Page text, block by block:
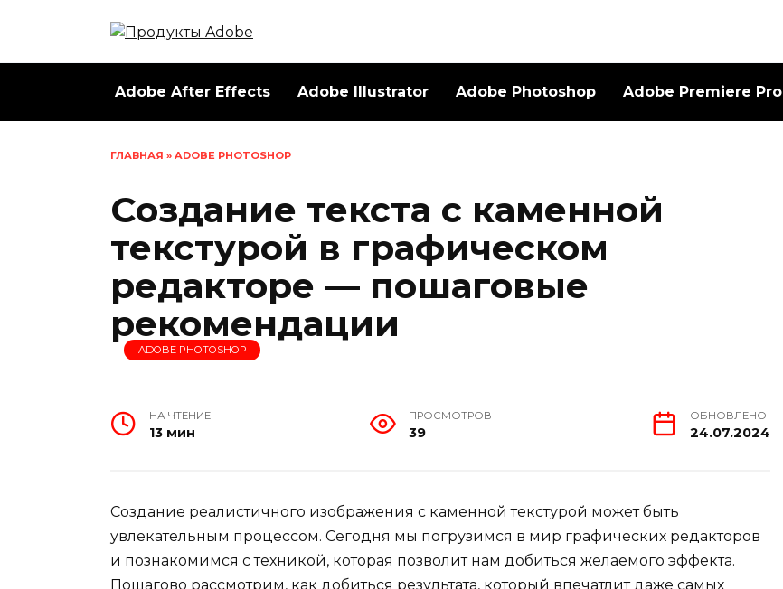
Adobe After Effects Adobe Illustrator Adobe Photoshop Adobe Premiere Pro
ГЛАВНАЯ » ADOBE PHOTOSHOP
Создание текста с каменной
текстурой в графическом
редакторе — пошаговые
рекомендации
ADOBE PHOTOSHOP
НА ЧТЕНИЕ
13 мин
ПРОСМОТРОВ
39
ОБНОВЛЕНО
24.07.2024
Создание реалистичного изображения с каменной текстурой может быть
увлекательным процессом. Сегодня мы погрузимся в мир графических редакторов
и познакомимся с техникой, которая позволит нам добиться желаемого эффекта.
Пошагово рассмотрим, как добиться результата, который впечатлит даже самых